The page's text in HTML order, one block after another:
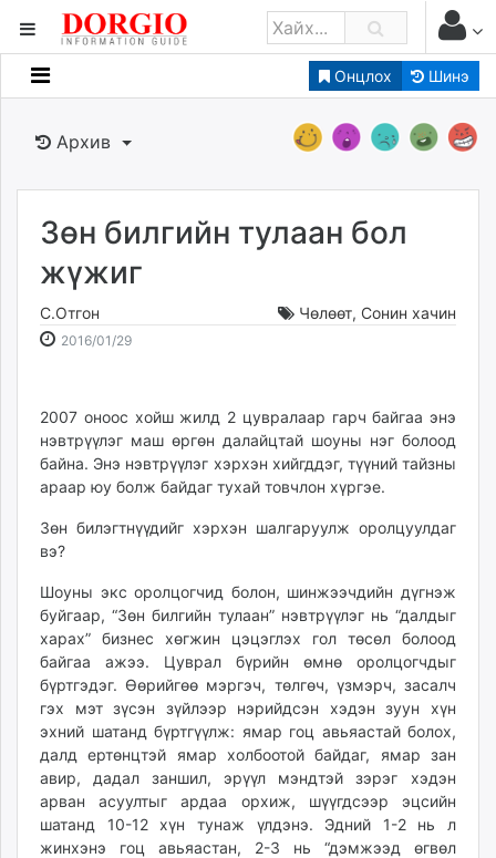
Онцлох Шинэ
Мэдээллийн
Банк санхүү
Бизнес ААН
Төрийн
dorgio.mn
Gogo.mn
Baabar.mn
tovch.mn
mnb.mn
Eguur.mn
24tsag.mn
shuud.mn
eagle.mn
ergelt.mn
zarig.mn
today.mn
zuv.mn
mminfo.mn
ugluu.mn
Архив
Зөн билгийн тулаан бол
жүжиг
С.Отгон Чөлөөт, Сонин хачин
2016/01/292016-
13:52:37
2026-
18:22:56
2007 оноос хойш жилд 2 цувралаар гарч байгаа энэ
нэвтрүүлэг маш өргөн далайцтай шоуны нэг болоод
байна. Энэ нэвтрүүлэг хэрхэн хийгддэг, түүний тайзны
араар юу болж байдаг тухай товчлон хүргэе.
Зөн билэгтнүүдийг хэрхэн шалгаруулж оролцуулдаг
вэ?
Шоуны экс оролцогчид болон, шинжээчдийн дүгнэж
буйгаар, “Зөн билгийн тулаан” нэвтрүүлэг нь “далдыг
харах” бизнес хөгжин цэцэглэх гол төсөл болоод
байгаа ажээ. Цуврал бүрийн өмнө оролцогчдыг
бүртгэдэг. Өөрийгөө мэргэч, төлгөч, үзмэрч, засалч
гэх мэт зүсэн зүйлээр нэрийдсэн хэдэн зуун хүн
эхний шатанд бүртгүүлж: ямар гоц авьяастай болох,
далд ертөнцтэй ямар холбоотой байдаг, ямар зан
авир, дадал заншил, эрүүл мэндтэй зэрэг хэдэн
арван асуултыг ардаа орхиж, шүүгдсээр эцсийн
шатанд 10-12 хүн тунаж үлдэнэ. Эдний 1-2 нь л
жинхэнэ гоц авьяастан, 2-3 нь “дэмжээд өгвөл